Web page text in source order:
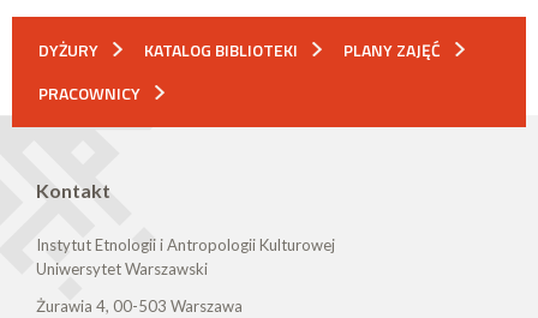
DYŻURY KATALOG BIBLIOTEKI
PLANY ZAJĘĆ
PRACOWNICY
Kontakt
Instytut Etnologii i Antropologii Kulturowej
Uniwersytet Warszawski
Żurawia 4, 00-503 Warszawa